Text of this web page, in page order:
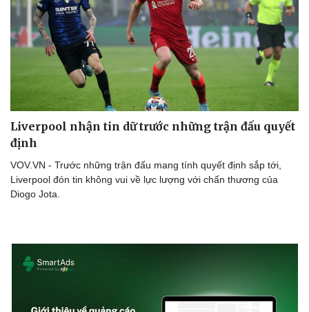
Thể thao
Bóng đá
Lịch thi đấu bóng đá
Thế giới thể thao
Hậu trường
Ô tô - Xe máy
Ô tô
Xe máy
Tư vấn
Liverpool nhận tin dữ trước những trận đấu quyết
định
VOV.VN - Trước những trận đấu mang tính quyết định sắp tới,
Liverpool đón tin không vui về lực lượng với chấn thương của
Diogo Jota.